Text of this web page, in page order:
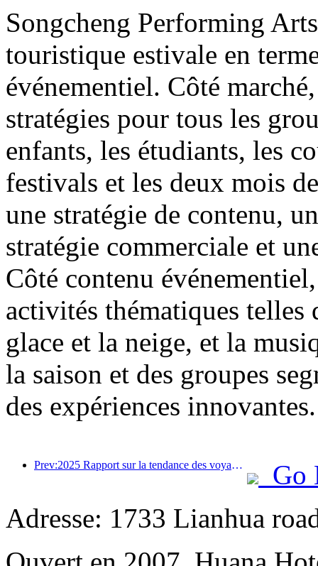
Songcheng Performing
touristique estivale en
événementiel. Côté
stratégies pour tous les
enfants, les étudiants, les
festivals et les deux mois
une stratégie de contenu,
stratégie commerciale et
Côté contenu
activités thématiques telles
glace et la neige, et la
la saison et des groupes
des expériences innovantes.
Prev:2025 Rapport sur la tendance des voyages d'été: la clientèle parent-enfant représente plus de 60%
Go
Adresse: 1733 Lianhua